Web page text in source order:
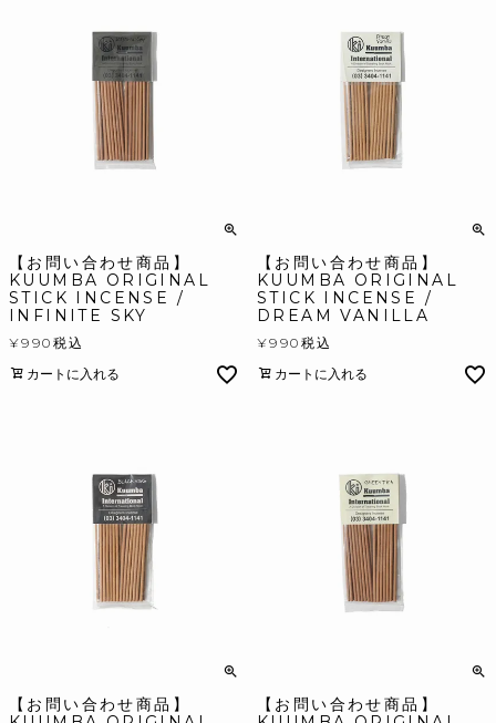
【お問い合わせ商品】
KUUMBA ORIGINAL
STICK INCENSE /
INFINITE SKY
¥990 税込
カートに入れる
【お問い合わせ商品】
KUUMBA ORIGINAL
STICK INCENSE /
DREAM VANILLA
¥990 税込
カートに入れる
【お問い合わせ商品】
【お問い合わせ商品】